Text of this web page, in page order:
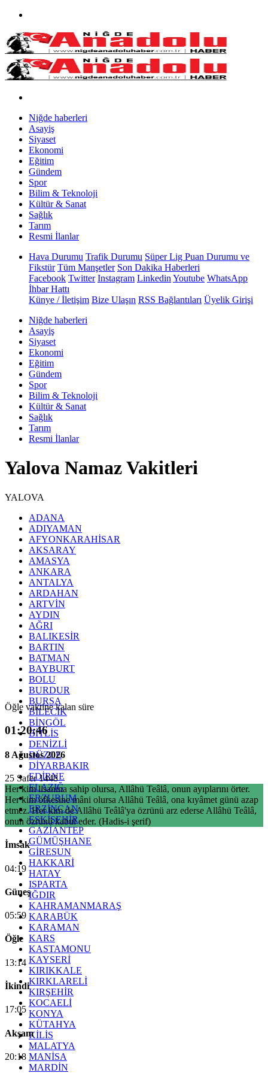
Niğde haberleri
Asayiş
Siyaset
Ekonomi
Eğitim
Gündem
Spor
Bilim & Teknoloji
Kültür & Sanat
Sağlık
Tarım
Resmi İlanlar
Hava Durumu Trafik Durumu Süper Lig Puan Durumu ve
Fikstür Tüm Manşetler Son Dakika Haberleri
Facebook Twitter Instagram Linkedin Youtube WhatsApp
İhbar Hattı
Künye / İletişim Bize Ulaşın RSS Bağlantıları Üyelik Girişi
Niğde haberleri
Asayiş
Siyaset
Ekonomi
Eğitim
Gündem
Spor
Bilim & Teknoloji
Kültür & Sanat
Sağlık
Tarım
Resmi İlanlar
Yalova Namaz Vakitleri
YALOVA
ADANA
ADIYAMAN
AFYONKARAHİSAR
AKSARAY
AMASYA
ANKARA
ANTALYA
ARDAHAN
ARTVİN
AYDIN
AĞRI
BALIKESİR
BARTIN
BATMAN
BAYBURT
BOLU
BURDUR
BURSA
BİLECİK
BİNGÖL
BİTLİS
DENİZLİ
DÜZCE
DİYARBAKIR
EDİRNE
ELAZIĞ
ERZURUM
ERZİNCAN
ESKİŞEHİR
GAZİANTEP
GÜMÜŞHANE
GİRESUN
HAKKARİ
HATAY
ISPARTA
IĞDIR
KAHRAMANMARAŞ
KARABÜK
KARAMAN
KARS
KASTAMONU
KAYSERİ
KIRIKKALE
KIRKLARELİ
KIRŞEHİR
KOCAELİ
KONYA
KÜTAHYA
KİLİS
MALATYA
MANİSA
MARDİN
Öğle vaktine kalan süre
01:20:46
8 Ağustos 2026
25 Safer 1448
Her kim lisanına sahip olursa, Allâhü Teâlâ, onun ayıplarını örter.
Her kim öfkesine mâni olursa Allâhü Teâlâ, ona kıyâmet günü azap
etmez. Her kim de Allâhü Teâlâ'ya özrünü arz ederse Allâhü Teâlâ,
onun özrünü kabul eder. (Hadis-i şerif)
İmsak
04:19
Güneş
05:59
Öğle
13:14
İkindi
17:05
Akşam
20:18